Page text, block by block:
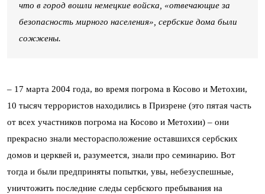
что в город вошли немецкие войска, «отвечающие за
безопасность мирного населения», сербские дома были
сожжены.
– 17 марта 2004 года, во время погрома в Косово и Метохии,
10 тысяч террористов находились в Призрене (это пятая часть
от всех участников погрома на Косово и Метохии) – они
прекрасно знали месторасположение оставшихся сербских
домов и церквей и, разумеется, знали про семинарию. Вот
тогда и были предприняты попытки, увы, небезуспешные,
уничтожить последние следы сербского пребывания на